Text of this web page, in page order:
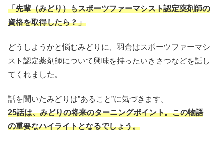
「先輩（みどり）もスポーツファーマシスト認定薬剤師の
資格を取得したら？」
どうしようかと悩むみどりに、羽倉はスポーツファーマシ
スト認定薬剤師について興味を持ったいきさつなどを話し
てくれました。
話を聞いたみどりは”あること”に気づきます。
25話は、みどりの将来のターニングポイント。この物語
の重要なハイライトとなるでしょう。